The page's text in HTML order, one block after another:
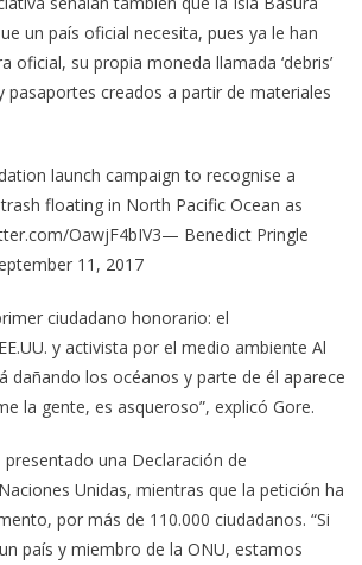
un país oficial necesita, pues ya le han
oficial, su propia moneda llamada ‘debris’
pasaportes creados a partir de materiales
launch campaign to recognise a
floating in North Pacific Ocean as
OawjF4bIV3— Benedict Pringle
11, 2017
ciudadano honorario: el
y activista por el medio ambiente Al
dañando los océanos y parte de él aparece
la gente, es asqueroso”, explicó Gore.
una Declaración de
Unidas, mientras que la petición ha
por más de 110.000 ciudadanos. “Si
país y miembro de la ONU, estamos